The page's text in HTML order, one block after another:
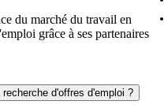
du marché du travail en
grâce à ses partenaires
d'offres d'emploi ?